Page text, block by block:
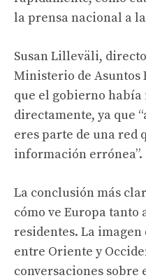
la prensa nacional a
Susan Lilleväli,
Ministerio de Asuntos
que el gobierno
directamente, ya que
eres parte de una red
información errónea”.
La conclusión más
cómo ve Europa tanto
residentes. La
entre Oriente y
conversaciones